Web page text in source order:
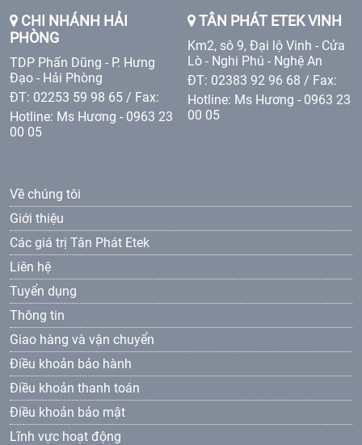
CHI NHÁNH HẢI
PHÒNG
TDP Phấn Dũng - P. Hưng
Đạo - Hải Phòng
ĐT: 02253 59 98 65 / Fax:
Hotline: Ms Hương - 0963 23
00 05
TÂN PHÁT ETEK VINH
Km2, sô 9, Đại lộ Vinh - Cửa
Lò - Nghi Phú - Nghệ An
ĐT: 02383 92 96 68 / Fax:
Hotline: Ms Hương - 0963 23
00 05
Về chúng tôi
Giới thiệu
Các giá trị Tân Phát Etek
Liên hệ
Tuyển dụng
Thông tin
Giao hàng và vận chuyển
Điều khoản bảo hành
Điều khoản thanh toán
Điều khoản bảo mật
Lĩnh vực hoạt động